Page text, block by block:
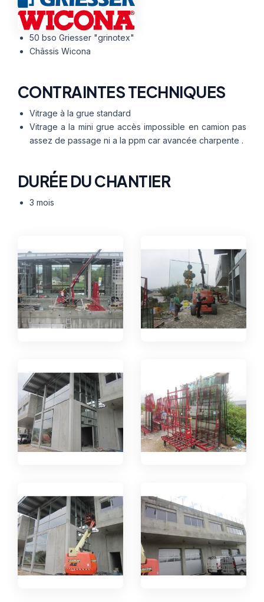
50 bso Griesser "grinotex"
Châssis Wicona
CONTRAINTES TECHNIQUES
Vitrage à la grue standard
Vitrage a la mini grue accès impossible en camion pas
assez de passage ni a la ppm car avancée charpente .
DURÉE DU CHANTIER
3 mois